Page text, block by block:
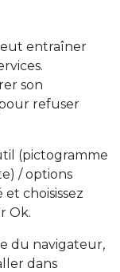
entraîner
son
refuser
(pictogramme
/ options
choisissez
Ok.
du navigateur,
dans